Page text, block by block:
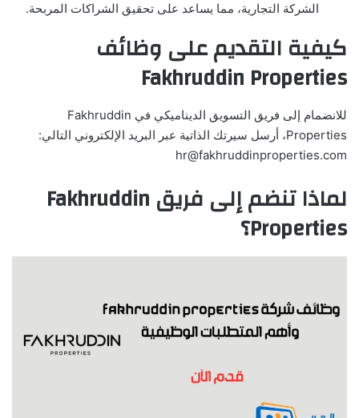
الشركة التجارية، مما يساعد على تحقيق الشراكات المربحة.
كيفية التقديم على وظائف
Fakhruddin Properties
للانضمام إلى فريق التسويق الديناميكي في Fakhruddin
Properties، أرسل سيرتك الذاتية عبر البريد الإلكتروني التالي:
hr@fakhruddinproperties.com
لماذا تنضم إلى فريق Fakhruddin
Properties؟